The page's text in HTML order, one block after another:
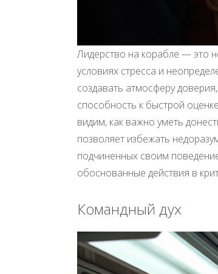
Лидерство на корабле — это
условиях стресса и
создавать атмосферу
способность к быстрой
видим, как важно уметь
позволяет избежать
подчиненных своим
обоснованные действия в
Командный дух